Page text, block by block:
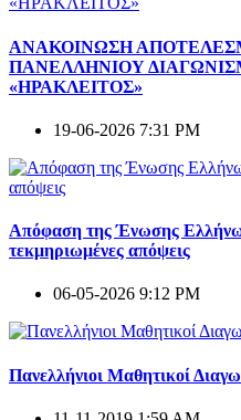
ΑΝΑΚΟΙΝΩΣΗ
ΠΑΝΕΛΛΗΝΙΟΥ
«ΗΡΑΚΛΕΙΤΟΣ»
19-06-2026 7:31 PM
Απόφαση της Ένωσης
τεκμηριωμένες απόψεις
06-05-2026 9:12 PM
Πανελλήνιοι Μαθητικοί